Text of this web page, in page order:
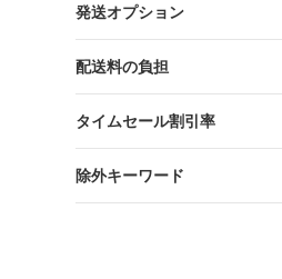
発送オプション
配送料の負担
タイムセール割引率
除外キーワード